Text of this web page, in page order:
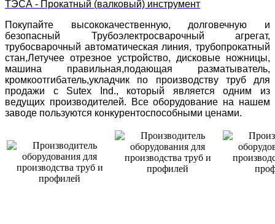
ТЭСА - Прокатный (валковый) инструмент
Покупайте высококачественную, долговечную и
безопасный Трубоэлектросварочный агрегат,
трубосварочный автоматическая линия, трубопрокатный
стан,Летучее отрезное устройство, дисковые ножницы,
машина правильная,подающая разматыватель,
кромкоотгибатель,укладчик по производству труб для
продажи с Sutex Ind., который является одним из
ведущих производителей. Все оборудование на нашем
заводе пользуются конкурентоспособными ценами.